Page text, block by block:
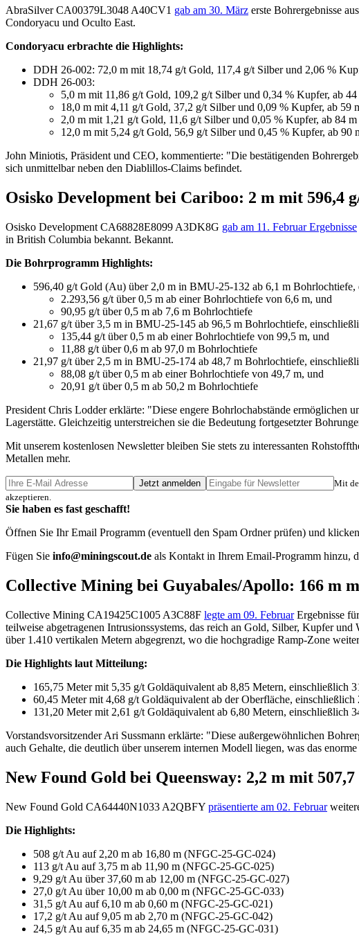
AbraSilverCA00379L3048A40CV1 gab am 30. März erste Bohrergebnisse
Condoryacu und Oculto East.
Condoryacu erbrachte die Highlights:
DDH 26-002: 72,0 m mit 18,74 g/t Gold, 117,4 g/t Silber und 2,06 %
DDH 26-003:
5,0 m mit 11,86 g/t Gold, 109,2 g/t Silber und 0,34 % Kupfer, ab
18,0 m mit 4,11 g/t Gold, 37,2 g/t Silber und 0,09 % Kupfer, ab 59
2,0 m mit 1,21 g/t Gold, 11,6 g/t Silber und 0,05 % Kupfer, ab 84
12,0 m mit 5,24 g/t Gold, 56,9 g/t Silber und 0,45 % Kupfer, ab 90
John Miniotis, Präsident und CEO, kommentierte: "Die bestätigenden
sich unmittelbar neben den Diablillos-Claims befindet.
Osisko Development bei Cariboo: 2 m mit 596,4
Osisko Development CA68828E8099 A3DK8G gab am 11. Februar Ergebnisse
in British Columbia bekannt. Bekannt.
Die Bohrprogramm Highlights:
596,40 g/t Gold (Au) über 2,0 m in BMU-25-132 ab 6,1 m Bohrlochtiefe,
2.293,56 g/t über 0,5 m ab einer Bohrlochtiefe von 6,6 m, und
90,95 g/t über 0,5 m ab 7,6 m Bohrlochtiefe
21,67 g/t über 3,5 m in BMU-25-145 ab 96,5 m Bohrlochtiefe,
135,44 g/t über 0,5 m ab einer Bohrlochtiefe von 99,5 m, und
11,88 g/t über 0,6 m ab 97,0 m Bohrlochtiefe
21,97 g/t über 2,5 m in BMU-25-174 ab 48,7 m Bohrlochtiefe,
88,08 g/t über 0,5 m ab einer Bohrlochtiefe von 49,7 m, und
20,91 g/t über 0,5 m ab 50,2 m Bohrlochtiefe
President Chris Lodder erklärte: "Diese engere Bohrlochabstände ermöglichen
Lagerstätte. Gleichzeitig unterstreichen sie die Bedeutung fortgesetzter
Mit unserem kostenlosen Newsletter bleiben Sie stets zu interessanten
Metallen mehr.
Jetzt anmelden Mit
akzeptieren.
Sie haben es fast geschafft!
Öffnen Sie Ihr Email Programm (eventuell den Spam Ordner prüfen) und
Fügen Sie info@miningscout.de als Kontakt in Ihrem Email-Programm hinzu,
Collective Mining bei Guyabales/Apollo: 166 m
Collective Mining CA19425C1005 A3C88F legte am 09. FebruarErgebnisse
teilweise abgetragenen Intrusionssystems, das reich an Gold, Silber, Kupfer
über 1.410 vertikalen Metern abgegrenzt, wo die hochgradige Ramp-Zone
Die Highlights laut Mitteilung:
165,75 Meter mit 5,35 g/t Goldäquivalent ab 8,85 Metern, einschließlich
60,45 Meter mit 4,68 g/t Goldäquivalent ab der Oberfläche,
131,20 Meter mit 2,61 g/t Goldäquivalent ab 6,80 Metern, einschließlich
Vorstandsvorsitzender Ari Sussmann erklärte: "Diese außergewöhnlichen
auch Gehalte, die deutlich über unserem internen Modell liegen, was das
New Found Gold bei Queensway: 2,2 m mit
New Found Gold CA64440N1033 A2QBFY präsentierte am 02. Februar
Die Highlights:
508 g/t Au auf 2,20 m ab 16,80 m (NFGC-25-GC-024)
113 g/t Au auf 3,75 m ab 11,90 m (NFGC-25-GC-025)
9,29 g/t Au über 37,60 m ab 12,00 m (NFGC-25-GC-027)
27,0 g/t Au über 10,00 m ab 0,00 m (NFGC-25-GC-033)
31,5 g/t Au auf 6,10 m ab 0,60 m (NFGC-25-GC-021)
17,2 g/t Au auf 9,05 m ab 2,70 m (NFGC-25-GC-042)
24,5 g/t Au auf 6,35 m ab 24,65 m (NFGC-25-GC-031)